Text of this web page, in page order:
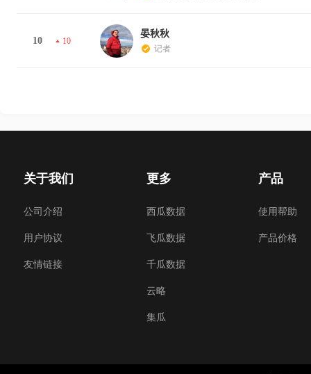
10 10
晏秋秋
记者
关于我们
公司介绍
用户协议
友情链接
更多
西瓜数据
飞瓜数据
千瓜数据
云略
集瓜
产品
使用帮助
产品价格